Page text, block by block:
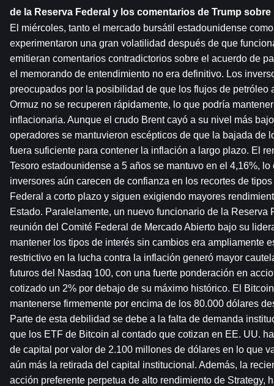
de la Reserva Federal y los comentarios de Trump sobre
El miércoles, tanto el mercado bursátil estadounidense
experimentaron una gran volatilidad después de que
emitieran comentarios contradictorios sobre el acuerdo de
el memorando de entendimiento no era definitivo. Los
preocupados por la posibilidad de que los flujos de petróleo
Ormuz no se recuperen rápidamente, lo que podría
inflacionaria. Aunque el crudo Brent cayó a su nivel más
operadores se mantuvieron escépticos de que la bajada de
fuera suficiente para contener la inflación a largo plazo. El
Tesoro estadounidense a 5 años se mantuvo en el 4,16%,
inversores aún carecen de confianza en los recortes de
Federal a corto plazo y siguen exigiendo mayores
Estado. Paralelamente, un nuevo funcionario de la Reserva
reunión del Comité Federal de Mercado Abierto bajo su
mantener los tipos de interés sin cambios era ampliamente
restrictivo en la lucha contra la inflación generó mayor
futuros del Nasdaq 100, con una fuerte ponderación en
cotizado un 2% por debajo de su máximo histórico. El
mantenerse firmemente por encima de los 80.000 dólares
Parte de esta debilidad se debe a la falta de demanda
que los ETF de Bitcoin al contado que cotizan en EE. UU.
de capital por valor de 2.100 millones de dólares en lo que
aún más la retirada del capital institucional. Además, la
acción preferente perpetua de alto rendimiento de Strategy,